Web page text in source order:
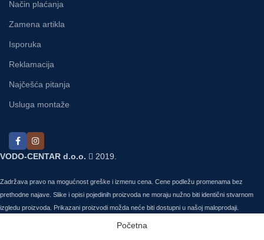
Način plaćanja
Zamena artikla
Isporuka
Reklamacija
Najčešća pitanja
Usluga montaže
VODO-CENTAR d.o.o. 2019.
Zadržava pravo na mogućnost greške i izmenu cena. Cene podležu promenama bez
prethodne najave. Slike i opisi pojedinih proizvoda ne moraju nužno biti identični stvarnom
izgledu proizvoda. Prikazani proizvodi možda neće biti dostupni u našoj maloprodaji.
Početna